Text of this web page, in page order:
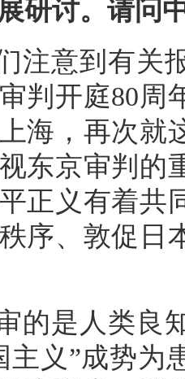
研讨。请问
注意到有关
判开庭80周
海，再次就
东京审判的
正义有着共
序、敦促日
的是人类良
主义”成势为